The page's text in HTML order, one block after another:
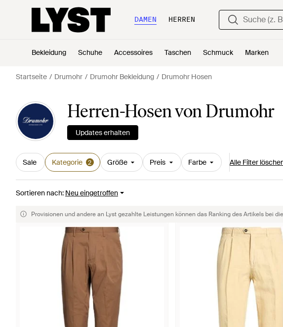
DAMEN HERREN
Bekleidung Schuhe Accessoires Taschen Schmuck Marken
Startseite Drumohr Drumohr Bekleidung Drumohr Hosen
Herren-Hosen von Drumohr
Updates erhalten
Sale Kategorie 2 Größe Preis Farbe Alle Filter
Sortieren nach: Neu eingetroffen
Provisionen und andere an Lyst gezahlte Leistungen können das Ranking des Artikels bei